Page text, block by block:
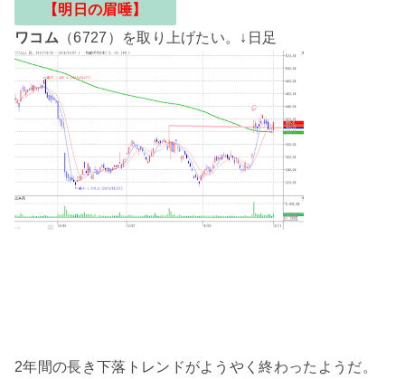
【明日の眉唾】
ワコム （6727）を取り上げたい。↓日足
2年間の長き下落トレンドがようやく終わったようだ。